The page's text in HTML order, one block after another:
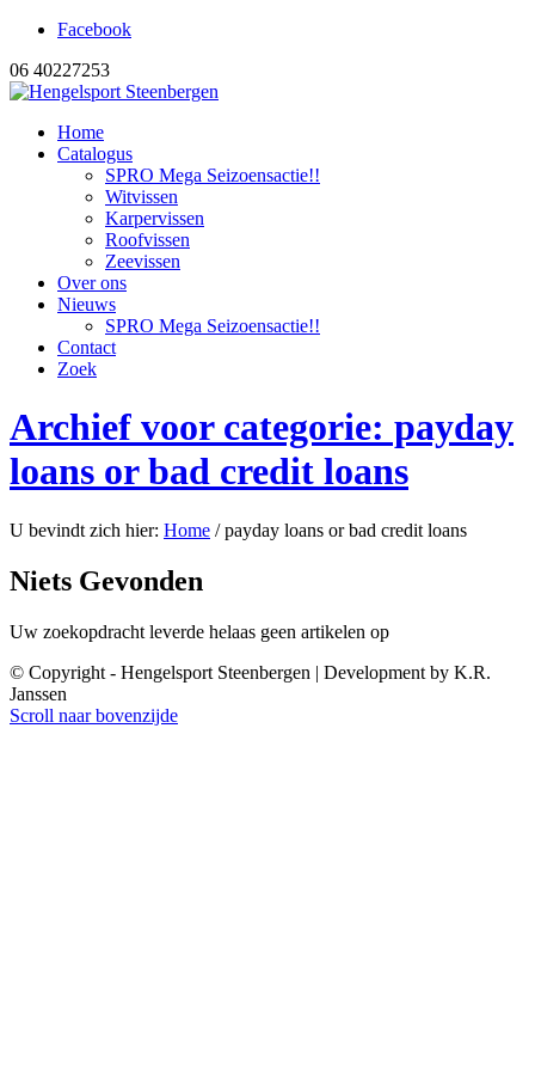
Facebook
06 40227253
Home
Catalogus
SPRO Mega Seizoensactie!!
Witvissen
Karpervissen
Roofvissen
Zeevissen
Over ons
Nieuws
SPRO Mega Seizoensactie!!
Contact
Zoek
Archief voor categorie: payday
loans or bad credit loans
U bevindt zich hier: Home / payday loans or bad credit loans
Niets Gevonden
Uw zoekopdracht leverde helaas geen artikelen op
© Copyright - Hengelsport Steenbergen | Development by K.R.
Janssen
Scroll naar bovenzijde